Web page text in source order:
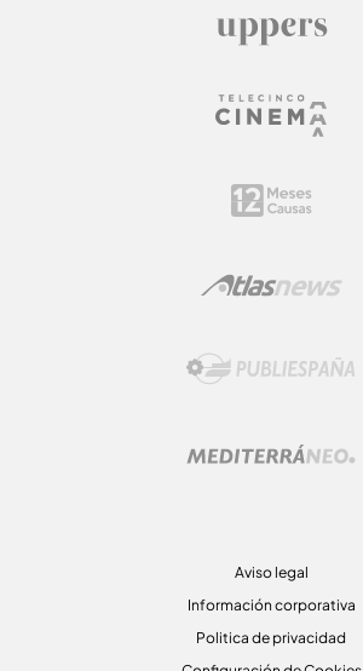
Aviso legal
Información corporativa
Politica de privacidad